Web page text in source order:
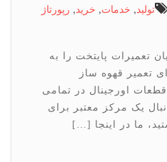
خدمات, خرید,رپورتاژ
پایتخت را به
قهوه ساز
در تمامی
معتبر برای
در اینجا […]